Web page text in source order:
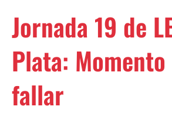
Jornada 19 de
Plata:
fallar